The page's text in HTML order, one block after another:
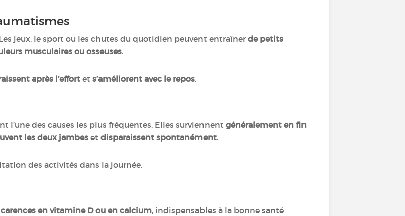
jeux, le sport ou les chutes du quotidien peuvent entraînerde petits
musculaires ou osseuses.
après l’effort et s’améliorent avec le repos.
l’une des causes les plus fréquentes. Elles surviennent généralement en fin
les deux jambes et disparaissent spontanément.
des activités dans la journée.
carences en vitamine D ou en calcium, indispensables à la bonne santé